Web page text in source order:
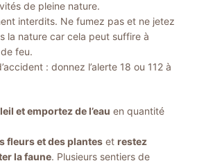
de pleine nature.
interdits. Ne fumez pas et ne jetez
la nature car cela peut suffire à
feu.
: donnez l’alerte 18 ou 112 à
et emportez de l’eau en quantité
fleurs et des plantes et restez
la faune. Plusieurs sentiers de